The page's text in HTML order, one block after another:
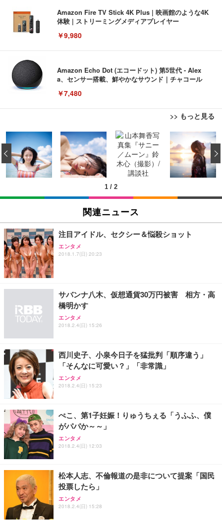
Amazon Fire TV Stick 4K Plus | 映画館のような4K
体験 | ストリーミングメディアプレイヤー
￥9,980
Amazon Echo Dot (エコードット) 第5世代 - Alex
a、センサー搭載、鮮やかなサウンド｜チャコール
￥7,480
>> もっと見る
[EdoErgo] オフィスチェア 椅子 テレワーク 疲れな
い 跳ね上げ式アームレスト コンパクト 約105度ロッ
キング pc 事務椅子 360度回転 座面昇降 強化ナイロ
ン樹脂ベース 通気性メッシュ 在宅ワーク H-WY01
(黒網+黒枠+黒足)
￥5,699
SIHOO B100 オフィスチェア／デスクチェア メッシ
ュチェア 人間工学 疲れない ブラック
￥27,999
Sezlife オフィスチェア デスクチェア 疲れない テレ
務用 おしゃれ パソコンチェア (ブラック)
Sezlife オフィスチェア デスクチェア 疲れない テレ
ワーク チェア 強化バックレスト 30度ロッキング機
能 人間工学 椅子 腰サポート 90度跳ね上げ式アーム
務用 おしゃれ パソコンチェア (ホワイト)
ANDWINT オフィスチェア デスクチェア 肘なし メ
ッシュ 通気性 ランバーサポート付き 腰サポート ガ
ス圧無段階昇降 360度回転 キャスター付き コンパク
EIZO ビジネス向けプレミアムモニター | FlexScan
EV3240X-WT | 31.5型4K UHD・USB Type-C・ホワ
イト
￥105,595
￥109,572
【純正品】27"ゲーミングモニター DualSense 充電
【整備済み品】Dell E2724HS 27インチ 液晶モニタ
ー フルHD（1920×1080）VA 非光沢 HDMI/DisplayP
ort/VGA スピーカー内蔵 高さ調整 スイベル VESA対
【MiniLED/24.5inch/280Hz/FHD】GRAPHT THE S
HOOTER Gaming Monitor 24” Essential ゲーミン
グモニター QD 24.5インチ 1ms FHD 量子ドット 残
Amazonベーシック ペットシーツ 薄型 レギュラー 1
回使い捨て 無香料 ホワイト 300枚
￥3,373
Amazonベーシック ペットシーツ 厚型 ワイド 42枚
x2袋(84枚) ホワイト(吸収面:ライトブルー)
￥3,234
ネオ・ルーライフ ネオ・オムツ L 中型犬用 26枚入
Smart Basic(スマートベーシック) 【Amazon.co.jp
限定】 Smart Basic アイリスオーヤマ ペットシーツ
超厚型 お徳用 ワイド 100枚入 (x 1) (ケース販売)
アイリスオーヤマ ペットシーツ 超厚型 お徳用 レギ
ュラー 200枚入【Amazon.co.jp限定】
1 / 2
‹
関連ニュース
注目アイドル、セクシー＆悩殺ショット
エンタメ
2018.1.7(日) 20:23
サバンナ八木、仮想通貨30万円被害 相方・高
橋明かす
エンタメ
2018.2.4(日) 15:26
西川史子、小泉今日子を猛批判「順序違う」
「そんなに可愛い？」「非常識」
エンタメ
2018.2.4(日) 15:23
ぺこ、第1子妊娠！りゅうちぇる「うふふ、僕
がパパか～～」
エンタメ
2018.2.4(日) 12:03
松本人志、不倫報道の是非について提案「国民
投票したら」
エンタメ
2018.2.4(日) 15:28